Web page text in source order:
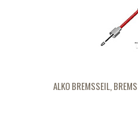
ALKO BREMSSEIL,